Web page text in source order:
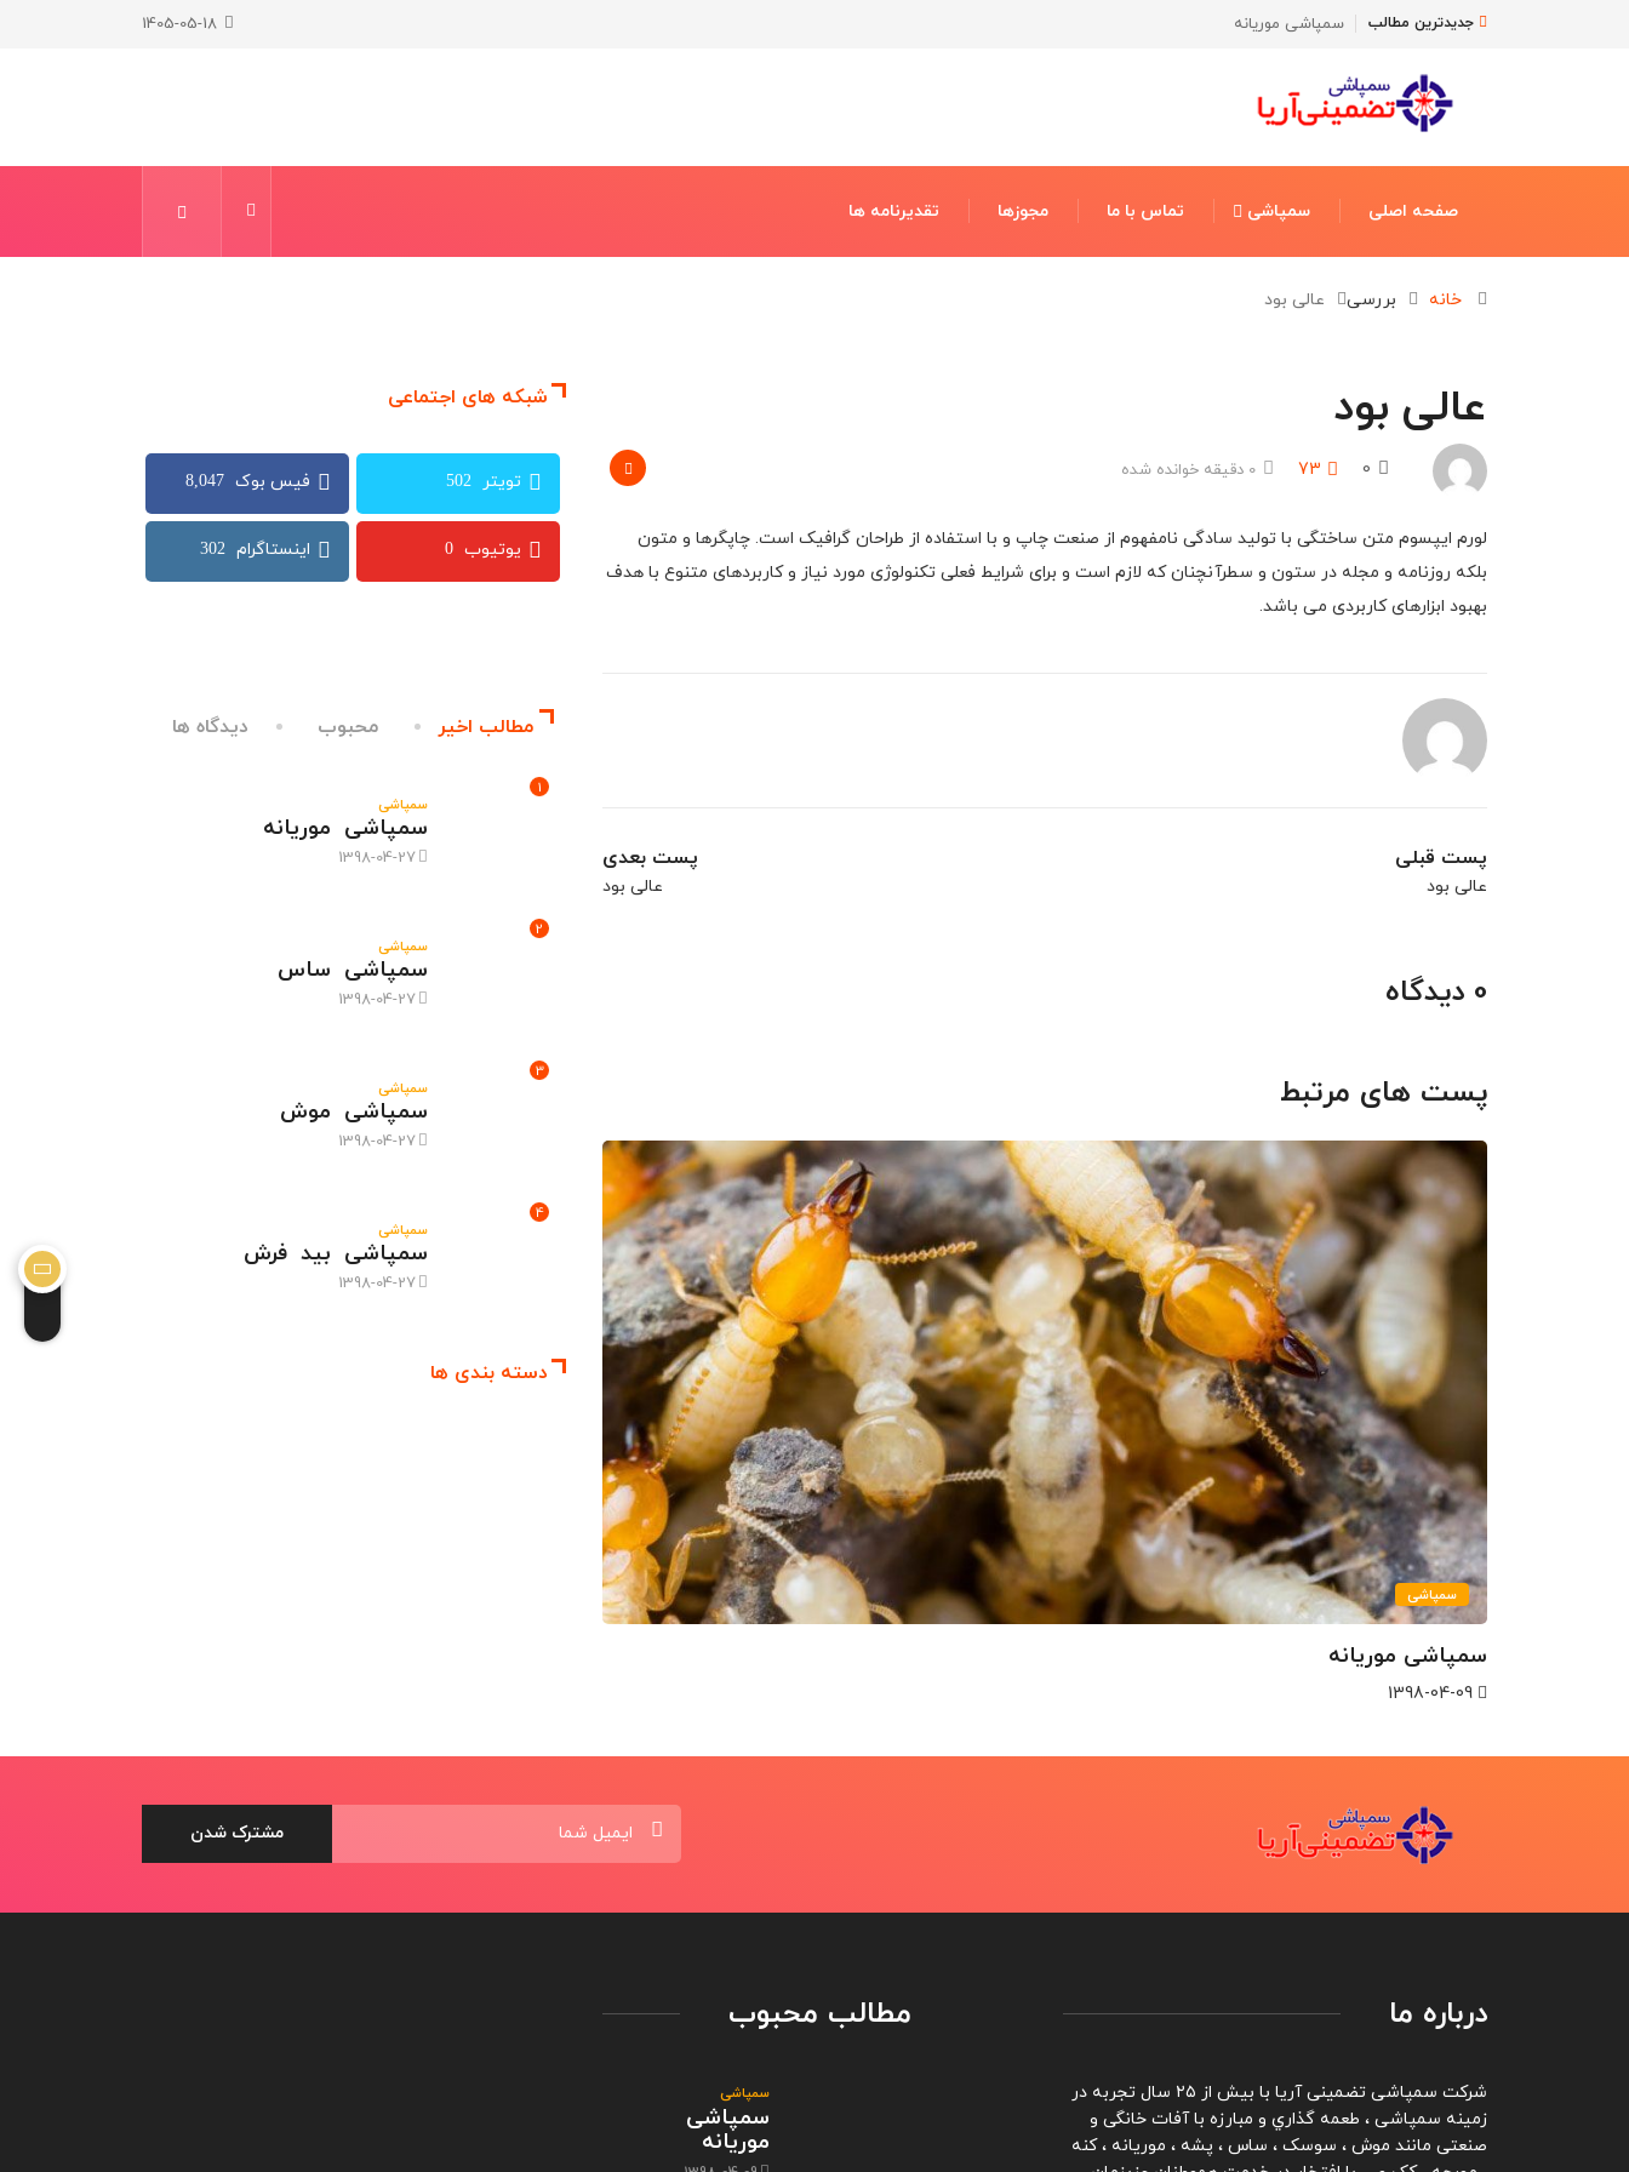
جدیدترین مطالب سمپاشی موریانهسمپاشی ساس 1405-05-18
صفحه اصلی سمپاشی تماس با ما مجوزها تقدیرنامه ها
خانه بررسی عالی بود
عالی بود
0
73 0 دقیقه خوانده شده
لورم ایپسوم متن ساختگی با تولید سادگی نامفهوم از صنعت چاپ و با استفاده از طراحان گرافیک است. چاپگرها و متون
بلکه روزنامه و مجله در ستون و سطرآنچنان که لازم است و برای شرایط فعلی تکنولوژی مورد نیاز و کاربردهای متنوع با هدف
بهبود ابزارهای کاربردی می باشد.
پست قبلی
عالی بود
پست بعدی
عالی بود
0 دیدگاه
پست های مرتبط
سمپاشی
سمپاشی موریانه
شبکه های اجتماعی
8,047 502
302 0
مطالب اخیر محبوب دیدگاه ها
1
سمپاشی
سمپاشی موریانه
1398-04-27
2
سمپاشی
سمپاشی ساس
1398-04-27
3
سمپاشی
سمپاشی موش
1398-04-27
4
سمپاشی
سمپاشی بید فرش
1398-04-27
دسته بندی ها
درباره ما
شرکت سمپاشی تضمینی آریا با بیش از ۲۵ سال تجربه در
زمینه سمپاشی ، طعمه گذاري و مبارزه با آفات خانگی و
صنعتی مانند موش ، سوسک ، ساس ، پشه ، موریانه ، کنه
مطالب محبوب
سمپاشی
سمپاشی
موریانه